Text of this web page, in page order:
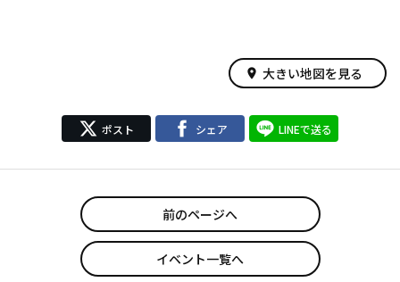
place 大きい地図を見る
ポスト シェア LINEで送る
前のページへ
イベント一覧へ